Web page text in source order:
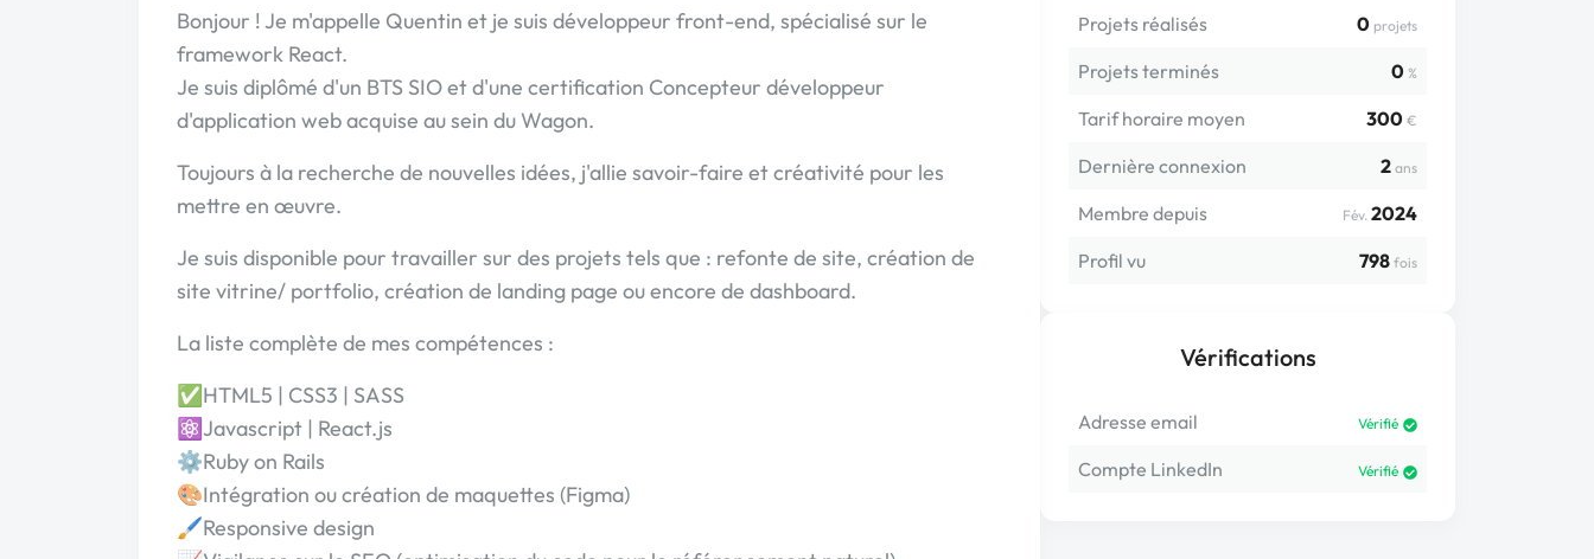
Projets réalisés 0 projets
Projets terminés 0 %
Tarif horaire moyen 300 €
Dernière connexion 2 ans
Membre depuis Fév. 2024
Profil vu
798 fois
Vérifications
Adresse email Vérifié
Compte LinkedIn Vérifié
Bonjour ! Je m'appelle Quentin et je suis développeur front-end, spécialisé sur le
framework React.
Je suis diplômé d'un BTS SIO et d'une certification Concepteur développeur
d'application web acquise au sein du Wagon.
Toujours à la recherche de nouvelles idées, j'allie savoir-faire et créativité pour les
mettre en œuvre.
Je suis disponible pour travailler sur des projets tels que : refonte de site, création de
site vitrine/ portfolio, création de landing page ou encore de dashboard.
La liste complète de mes compétences :
✅HTML5 | CSS3 | SASS
⚛️Javascript | React.js
⚙️Ruby on Rails
🎨Intégration ou création de maquettes (Figma)
🖌️Responsive design